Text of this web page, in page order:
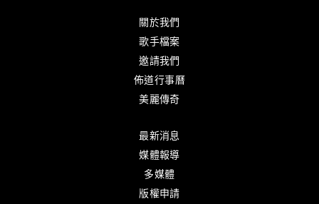
關於我們
歌手檔案
邀請我們
佈道行事曆
美麗傳奇
最新消息
媒體報導
多媒體
版權申請